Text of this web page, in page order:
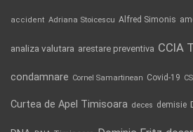
accident Adriana Stoicescu Alfred Simonis
analiza valutara arestare preventiva CCIA
condamnare Cornel Samartinean Covid-19
Curtea de Apel Timisoara deces demisie